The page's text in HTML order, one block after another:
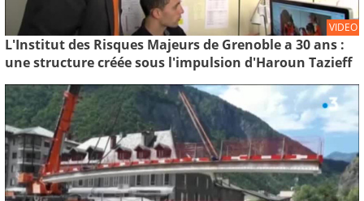
VIDEO
L'Institut des Risques Majeurs de Grenoble a 30 ans :
une structure créée sous l'impulsion d'Haroun Tazieff